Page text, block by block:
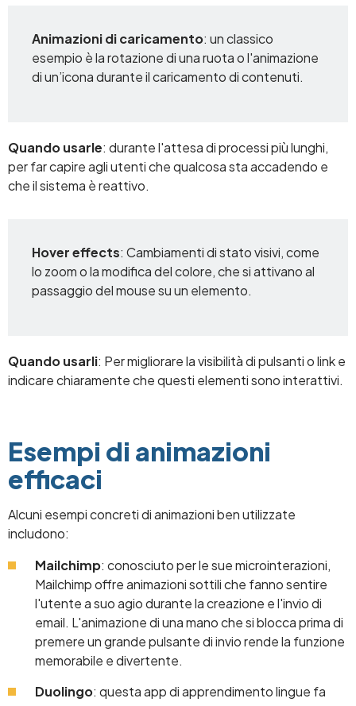
Animazioni di caricamento: un classico
esempio è la rotazione di una ruota o l'animazione
di un’icona durante il caricamento di contenuti.
Quando usarle: durante l'attesa di processi più lunghi,
per far capire agli utenti che qualcosa sta accadendo e
che il sistema è reattivo.
Hover effects: Cambiamenti di stato visivi, come
lo zoom o la modifica del colore, che si attivano al
passaggio del mouse su un elemento.
Quando usarli: Per migliorare la visibilità di pulsanti o link e
indicare chiaramente che questi elementi sono interattivi.
Esempi di animazioni
efficaci
Alcuni esempi concreti di animazioni ben utilizzate
includono:
Mailchimp: conosciuto per le sue microinterazioni,
Mailchimp offre animazioni sottili che fanno sentire
l'utente a suo agio durante la creazione e l'invio di
email. L'animazione di una mano che si blocca prima di
premere un grande pulsante di invio rende la funzione
memorabile e divertente.
Duolingo: questa app di apprendimento lingue fa